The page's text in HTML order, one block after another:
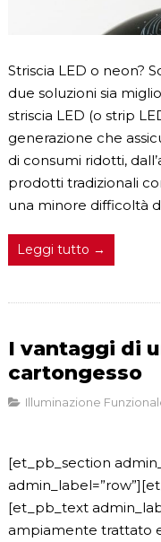
Striscia LED o neon?
due soluzioni sia
striscia LED (o strip
generazione che
di consumi ridotti,
prodotti tradizionali
una minore difficoltà
Leggi tutto →
I vantaggi di
cartongesso
Illuminazione
[et_pb_section
[et_pb_text
ampiamente trattato